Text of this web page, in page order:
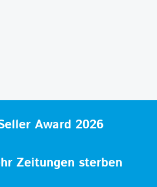
Award 2026
Zeitungen sterben